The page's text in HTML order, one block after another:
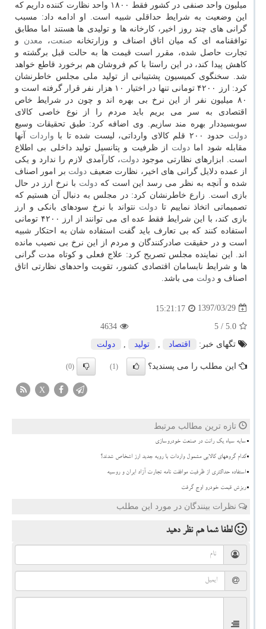
میلیون واحد صنفی در كشور فقط ۱۸۰۰ واحد نظارت كننده داریم كه
این وضعیت به شرایط حداقلی شبیه است. او ادامه داد: مسبب
گرانی های چند روز اخیر، كارخانه ها و تولیدی ها هستند اما مطابق
توافقنامه ای كه میان اتاق اصناف و وزارتخانه صنعت، معدن و
تجارت حاصل شده، مقرر است قیمت ها به حالت قبل برگشته و
كاهش پیدا كند، در این راستا با كم فروشان هم برخورد قاطع خواهد
شد. سخنگوی كمیسیون پشتیبانی از تولید ملی مجلس خاطرنشان
كرد: ارز ۴۲۰۰ تومانی تنها در اختیار ۱۰ هزار نفر قرار گرفته است و
۸۰ میلیون نفر از این نرخ بی بهره اند و چون در شرایط خاص
اقتصادی به سر می بریم باید مردم را از نوع خاصی كالای
سوبسیددار بهره مند سازیم. وی اضافه كرد: طبق تحقیقات وسیع
دولت حدود ۲۰۰ قلم كالای وارداتی، لیست شده تا با واردات آنها
مقابله شود اما دولت از ظرفیت و پتانسیل تولید داخلی بی اطلاع
است. ابزارهای نظارتی موجوددولت، كارآمدی لازم را ندارد و یكی
از عمده دلایل گرانی های اخیر، نظارت ضعیف دولت بر امور اصناف
شده و آنچه به نظر می رسد این است كهدولت با نرخ ارز در حال
بازی است. زارع خاطرنشان كرد: در مجلس به دنبال آن هستیم كه
تصمیماتی اتخاذ نماییم تا دولت نتواند با نرخ سودهای بانكی و ارز
بازی كند، با این شرایط فقط عده ای می توانند از ارز ۴۲۰۰ تومانی
استفاده كنند كه بی تعارف باید گفت ­استفاده شان به احتكار شبیه
است و در حقیقت صادركنندگان و مردم از این نرخ بی نصیب مانده
اند. این نماینده مجلس تصریح كرد: علاج فعلی و كوتاه مدت گرانی
ها و شرایط نابسامان اقتصادی كشور، تقویت واحدهای نظارتی اتاق
اصناف و دولت می باشد.
1397/03/29
15:21:17
5.0
/ 5
4634
تگهای خبر:
اقتصاد , تولید , دولت
این مطلب را می پسندید؟ (1)
(0)
X
تازه ترین مطالب مرتبط
سایه سیاه یک رانت در صنعت خودروسازی
کدام گروههای کالایی مشمول واردات با رویه جدید ارز اشخاص شدند؟
استفاده حداکثری از ظرفیت موافقت نامه تجارت آزاد ایران و روسیه
ریزش قیمت خودرو اوج گرفت
نظرات بینندگان در مورد این مطلب
لطفا شما همنظر دهید